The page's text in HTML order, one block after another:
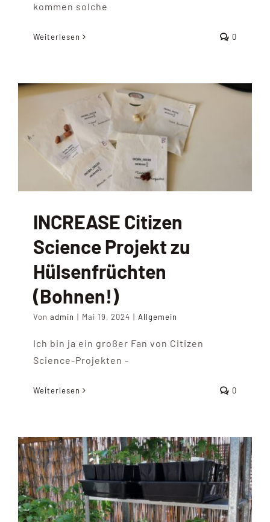
kommen solche
Weiterlesen 0
INCREASE Citizen
Science Projekt zu
Hülsenfrüchten
(Bohnen!)
Von admin | Mai 19, 2024 | Allgemein
Ich bin ja ein großer Fan von Citizen
Science-Projekten -
Weiterlesen 0